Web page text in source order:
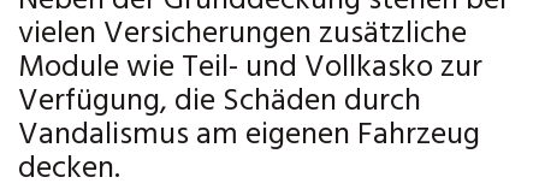
vielen Versicherungen zusätzliche
Module wie Teil- und Vollkasko zur
Verfügung, die Schäden durch
Vandalismus am eigenen Fahrzeug
decken.